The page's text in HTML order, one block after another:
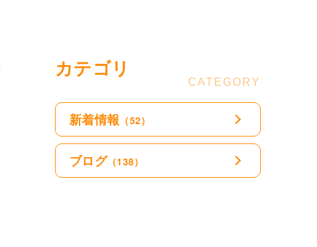
カテゴリ
新着情報 （52）
ブログ（138）